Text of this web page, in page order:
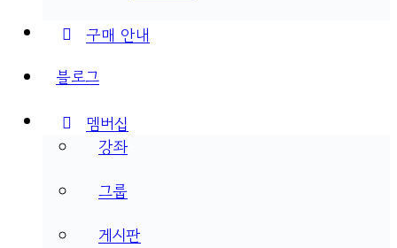
구매 안내
블로그
멤버십
강좌
그룹
게시판